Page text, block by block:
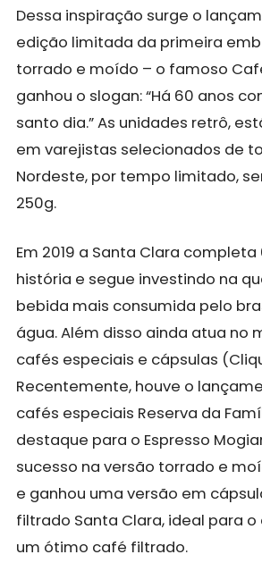
Dessa inspiração surge o
edição limitada da primeira
torrado e moído – o famoso
ganhou o slogan: “Há 60 anos
santo dia.” As unidades retrô,
em varejistas selecionados de
Nordeste, por tempo limitado,
250g.
Em 2019 a Santa Clara
história e segue investindo na
bebida mais consumida pelo
água. Além disso ainda atua no
cafés especiais e cápsulas
Recentemente, houve o
cafés especiais Reserva da
destaque para o Espresso
sucesso na versão torrado e
e ganhou uma versão em
filtrado Santa Clara, ideal para
um ótimo café filtrado.